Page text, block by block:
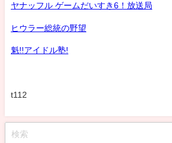
ヤナッフル ゲームだいすき6！放送局
ヒウラー総統の野望
魁!!アイドル塾!
t112